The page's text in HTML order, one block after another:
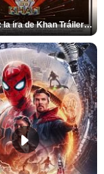
Star Trek II: la ira de Khan Tráiler VO